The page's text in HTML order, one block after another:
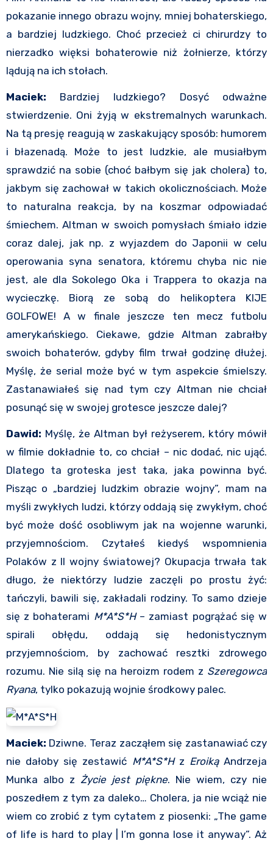
pokazanie innego obrazu wojny, mniej bohaterskiego,
a bardziej ludzkiego. Choć przecież ci chirurdzy to
nierzadko więksi bohaterowie niż żołnierze, którzy
lądują na ich stołach.
Maciek: Bardziej ludzkiego? Dosyć odważne
stwierdzenie. Oni żyją w ekstremalnych warunkach.
Na tą presję reagują w zaskakujący sposób: humorem
i błazenadą. Może to jest ludzkie, ale musiałbym
sprawdzić na sobie (choć bałbym się jak cholera) to,
jakbym się zachował w takich okolicznościach. Może
to naturalna reakcja, by na koszmar odpowiadać
śmiechem. Altman w swoich pomysłach śmiało idzie
coraz dalej, jak np. z wyjazdem do Japonii w celu
operowania syna senatora, któremu chyba nic nie
jest, ale dla Sokolego Oka i Trappera to okazja na
wycieczkę. Biorą ze sobą do helikoptera KIJE
GOLFOWE! A w finale jeszcze ten mecz futbolu
amerykańskiego. Ciekawe, gdzie Altman zabrałby
swoich bohaterów, gdyby film trwał godzinę dłużej.
Myślę, że serial może być w tym aspekcie śmielszy.
Zastanawiałeś się nad tym czy Altman nie chciał
posunąć się w swojej grotesce jeszcze dalej?
Dawid: Myślę, że Altman był reżyserem, który mówił
w filmie dokładnie to, co chciał – nic dodać, nic ująć.
Dlatego ta groteska jest taka, jaka powinna być.
Pisząc o „bardziej ludzkim obrazie wojny”, mam na
myśli zwykłych ludzi, którzy oddają się zwykłym, choć
być może dość osobliwym jak na wojenne warunki,
przyjemnościom. Czytałeś kiedyś wspomnienia
Polaków z II wojny światowej? Okupacja trwała tak
długo, że niektórzy ludzie zaczęli po prostu żyć:
tańczyli, bawili się, zakładali rodziny. To samo dzieje
się z bohaterami M*A*S*H– zamiast pogrążać się w
spirali obłędu, oddają się hedonistycznym
przyjemnościom, by zachować resztki zdrowego
rozumu. Nie silą się na heroizm rodem z Szeregowca
Ryana, tylko pokazują wojnie środkowy palec.
Maciek: Dziwne. Teraz zacząłem się zastanawiać czy
nie dałoby się zestawić M*A*S*Hz EroikąAndrzeja
Munka albo z Życie jest piękne. Nie wiem, czy nie
poszedłem z tym za daleko… Cholera, ja nie wciąż nie
wiem co zrobić z tym cytatem z piosenki: „The game
of life is hard to play | I’m gonna lose it anyway”. Aż